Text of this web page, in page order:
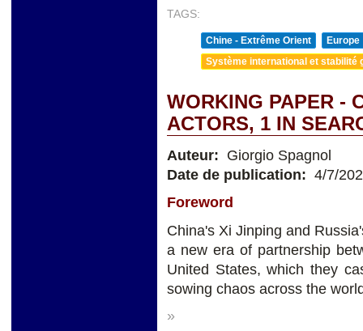
TAGS:
Chine - Extrême Orient
Europe
Système international et stabilité
WORKING PAPER -
ACTORS, 1 IN
Auteur: Giorgio Spagnol
Date de publication: 4/7/
Foreword
China's Xi Jinping and
a new era of partnership
United States, which they
sowing chaos across the
»